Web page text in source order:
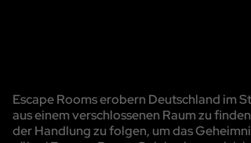
Escape Rooms erobern Deutschland im
aus einem verschlossenen Raum zu
der Handlung zu folgen, um das